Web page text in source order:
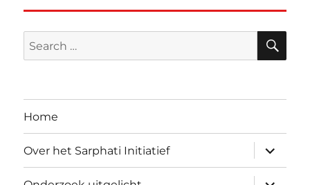
Search
for:
Home
Over het Sarphati Initiatief
expand
child
menu
expand